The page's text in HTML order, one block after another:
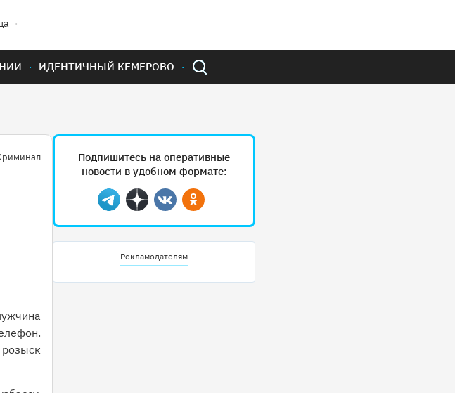
ИДЕНТИЧНЫЙ КЕМЕРОВО
Подпишитесь на оперативные
новости в удобном формате:
Telegram
ДзенВконтактеОдноклассники
Рекламодателям